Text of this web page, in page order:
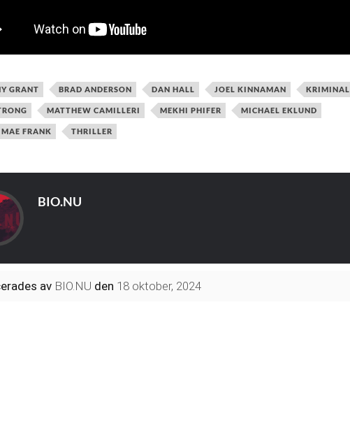
GRANT BRAD ANDERSON DAN HALL JOEL KINNAMAN KRIMINAL
MATTHEW CAMILLERI MEKHI PHIFER MICHAEL EKLUND
FRANK THRILLER
BIO.NU
av BIO.NU den 18 oktober, 2024